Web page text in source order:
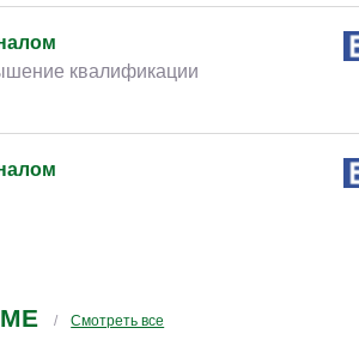
квалификации
Смотреть все